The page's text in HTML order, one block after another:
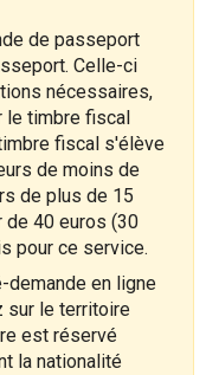
de passeport
Celle-ci
nécessaires,
le timbre fiscal
fiscal s'élève
de moins de
de plus de 15
de 40 euros (30
pour ce service.
demande en ligne
sur le territoire
est réservé
la nationalité